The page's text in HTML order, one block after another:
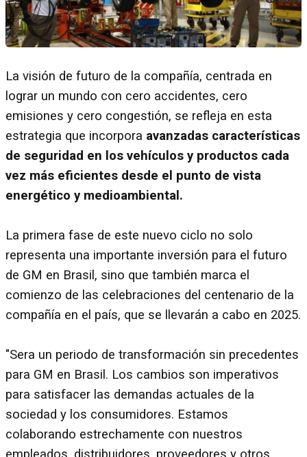
La visión de futuro de la compañía, centrada en
lograr un mundo con cero accidentes, cero
emisiones y cero congestión, se refleja en esta
estrategia que incorpora avanzadas características
de seguridad en los vehículos y productos cada
vez más eficientes desde el punto de vista
energético y medioambiental.
La primera fase de este nuevo ciclo no solo
representa una importante inversión para el futuro
de GM en Brasil, sino que también marca el
comienzo de las celebraciones del centenario de la
compañía en el país, que se llevarán a cabo en 2025.
"Sera un periodo de transformación sin precedentes
para GM en Brasil. Los cambios son imperativos
para satisfacer las demandas actuales de la
sociedad y los consumidores. Estamos
colaborando estrechamente con nuestros